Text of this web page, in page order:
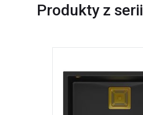
Produkty z serii